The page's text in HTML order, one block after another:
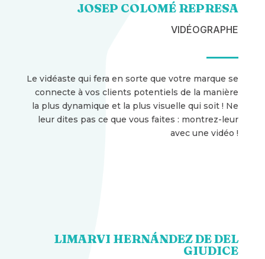
JOSEP COLOMÉ REPRESA
VIDÉOGRAPHE
Le vidéaste qui fera en sorte que votre marque se
connecte à vos clients potentiels de la manière
la plus dynamique et la plus visuelle qui soit ! Ne
leur dites pas ce que vous faites : montrez-leur
avec une vidéo !
LIMARVI HERNÁNDEZ DE DEL
GIUDICE